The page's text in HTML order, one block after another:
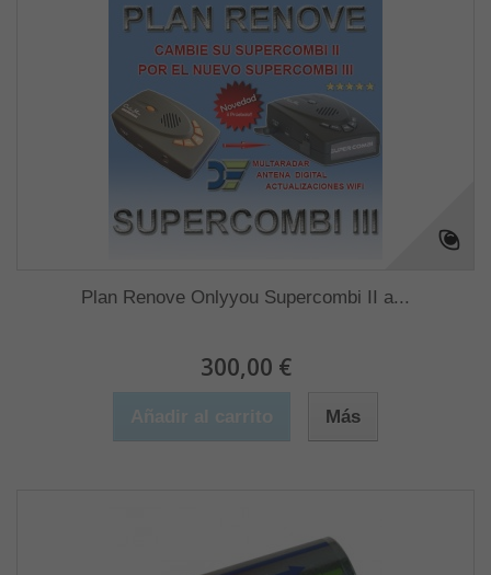
Plan Renove Onlyyou Supercombi II a...
300,00 €
Más